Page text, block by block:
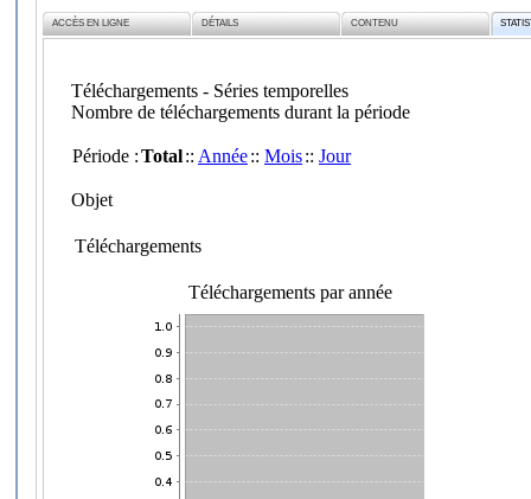
ACCÈS EN LIGNE DÉTAILS CONTENU